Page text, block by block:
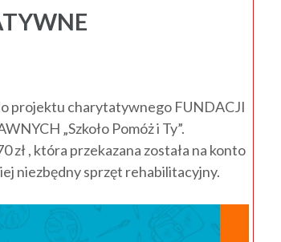
projektu charytatywnego FUNDACJI
„Szkoło Pomóż i Ty”.
zł , która przekazana została na konto
niezbędny sprzęt rehabilitacyjny.